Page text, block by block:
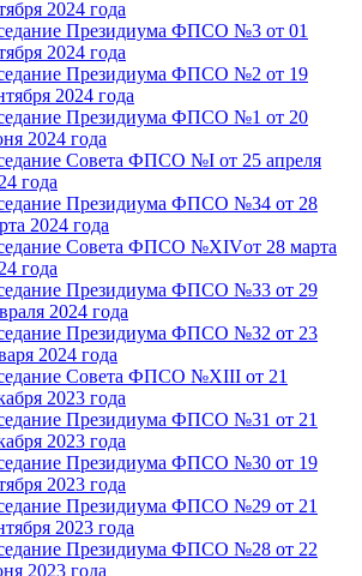
2024 года
Президиума ФПСО №3 от 01
2024 года
Президиума ФПСО №2 от 19
2024 года
Президиума ФПСО №1 от 20
2024 года
Совета ФПСО №I от 25 апреля
года
Президиума ФПСО №34 от 28
2024 года
Совета ФПСО №XIVот 28 марта
года
Президиума ФПСО №33 от 29
2024 года
Президиума ФПСО №32 от 23
2024 года
Совета ФПСО №XIII от 21
2023 года
Президиума ФПСО №31 от 21
2023 года
Президиума ФПСО №30 от 19
2023 года
Президиума ФПСО №29 от 21
2023 года
Президиума ФПСО №28 от 22
2023 года